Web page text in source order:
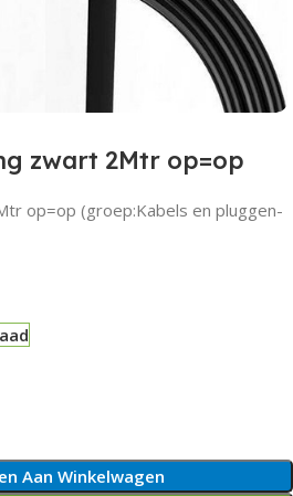
zwart 2Mtr op=op
op=op (groep:Kabels en pluggen-
Aan Winkelwagen